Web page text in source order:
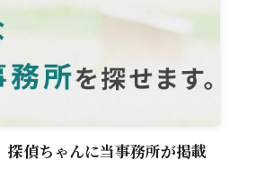
探偵ちゃんに当事務所が掲載